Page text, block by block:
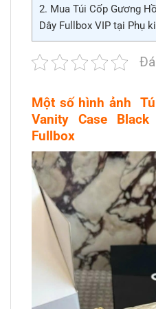
2. Mua Túi Cốp Gương
Dây Fullbox VIP tại Phụ
Một số hình ảnh
Vanity Case
Fullbox